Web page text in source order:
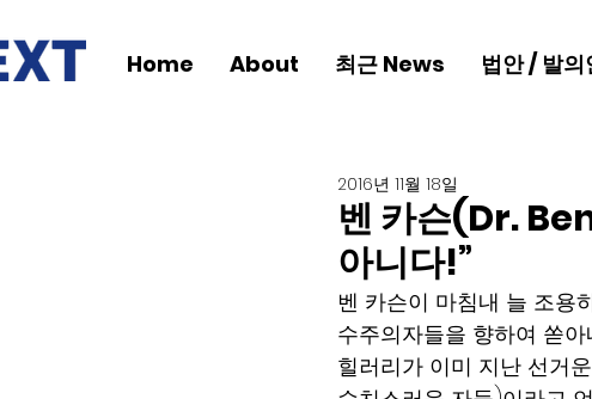
Home About 최근 News 법안 / 발의
벤 카슨(Dr.
아니다!”
2016년 11월 18일
벤 카슨이 마침내 늘 조용
수주의자들을 향하여 쏟
힐러리가 이미 지난 선거